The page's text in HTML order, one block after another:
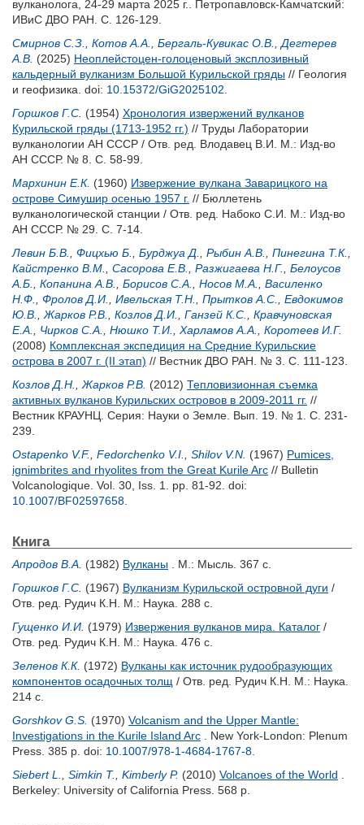
вулканолога, 24-29 марта 2025 г.. Петропавловск-Камчатский:
ИВиС ДВО РАН. С. 126-129.
Смирнов С.З.
Котов А.А. Бергаль-Кувикас О.В.
Дегтерев
А.В. (2025) Неоплейстоцен-голоценовый эксплозивный
кальдерный вулканизм Большой Курильской гряды // Геология
и геофизика. doi: 10.15372/GiG2025102
Горшков Г.С. (1954) Хронология извержений вулканов
Курильской гряды (1713-1952 гг.) // Труды Лаборатории
вулканологии АН СССР / Отв. ред. Влодавец В.И.
М.: Изд-во
АН СССР. № 8. С. 58-99.
Мархинин Е.К. (1960) Извержение вулкана Заварицкого на
острове Симушир осенью 1957 г. // Бюллетень
вулканологической станции / Отв. ред. Набоко С.И.
М.: Изд-во
АН СССР. № 29. С. 7-14.
Левин Б.В.
Фицхью Б. Бурджуа Д. Рыбин А.В. Пинегина Т.К.
Кайстренко В.М.
Сасорова Е.В. Разжигаева Н.Г.
Белоусов
А.Б.
Копанина А.В. Борисов С.А. Носов М.А.
Василенко
Н.Ф.
Фролов Д.И. Ивельская Т.Н. Прытков А.С.
Евдокимов
Ю.В.
Жарков Р.В. Козлов Д.И. Ганзей К.С.
Кравчуновская
Е.А.
Чирков С.А. Нюшко Т.И. Харламов А.А.
Коротеев И.Г.
(2008) Комплексная экспедиция на Средние Курильские
острова в 2007 г. (II этап) // Вестник ДВО РАН. № 3. С. 111-123.
Козлов Д.Н.
Жарков Р.В. (2012) Тепловизионная съемка
активных вулканов Курильских островов в 2009-2011 гг. //
Вестник КРАУНЦ. Серия: Науки о Земле. Вып. 19. № 1. С. 231-
239.
Ostapenko V.F. Fedorchenko V.I. Shilov V.N. (1967) Pumices,
ignimbrites and rhyolites from the Great Kurile Arc // Bulletin
Volcanologique. Vol. 30, Iss. 1. pp. 81-92. doi:
10.1007/BF02597658
Книга
Апродов В.А. (1982) Вулканы . М.: Мысль. 367 с.
Горшков Г.С. (1967) Вулканизм Курильской островной дуги /
Отв. ред. Рудич К.Н.
М.: Наука. 288 с.
Гущенко И.И. (1979) Извержения вулканов мира. Каталог /
Отв. ред. Рудич К.Н.
М.: Наука. 476 с.
Зеленов К.К. (1972) Вулканы как источник рудообразующих
компонентов осадочных толщ / Отв. ред. Рудич К.Н.
М.: Наука.
214 с.
Gorshkov G.S. (1970) Volcanism and the Upper Mantle:
Investigations in the Kurile Island Arc . New York-London: Plenum
Press. 385 p. doi: 10.1007/978-1-4684-1767-8
Siebert L.
Simkin T. Kimberly P. (2010) Volcanoes of the World
Berkeley: University of California Press. 568 p.